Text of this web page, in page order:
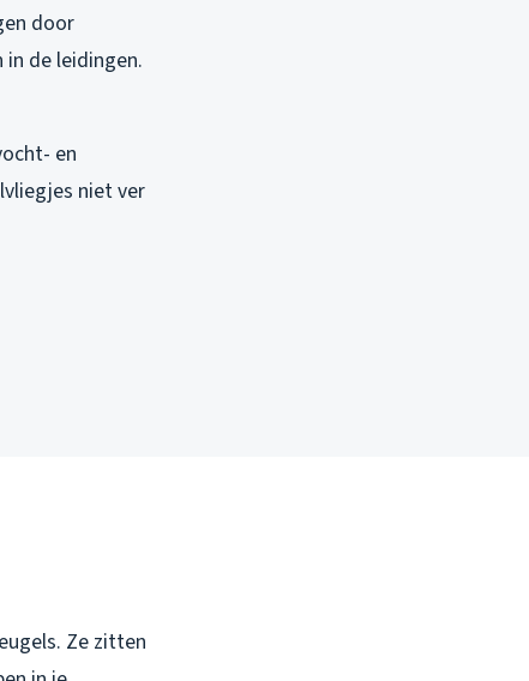
door
de leidingen.
en
niet ver
Ze zitten